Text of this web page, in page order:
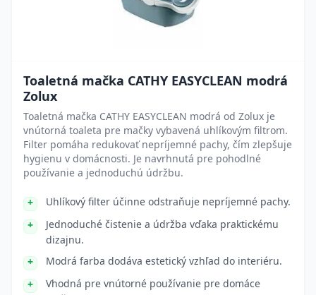
Toaletná mačka CATHY EASYCLEAN modrá
Zolux
Toaletná mačka CATHY EASYCLEAN modrá od Zolux je
vnútorná toaleta pre mačky vybavená uhlíkovým filtrom.
Filter pomáha redukovať nepríjemné pachy, čím zlepšuje
hygienu v domácnosti. Je navrhnutá pre pohodlné
používanie a jednoduchú údržbu.
Uhlíkový filter účinne odstraňuje nepríjemné pachy.
Jednoduché čistenie a údržba vďaka praktickému
dizajnu.
Modrá farba dodáva estetický vzhľad do interiéru.
Vhodná pre vnútorné používanie pre domáce